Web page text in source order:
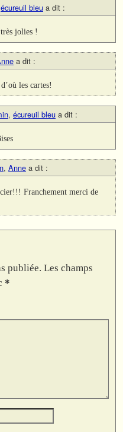
écureuil bleu a dit :
jolies !
a dit :
les cartes!
, écureuil bleu a dit :
, Anne a dit :
Franchement merci de
publiée. Les champs
*